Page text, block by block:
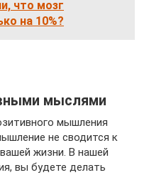
что мозг
на 10%?
мыслями
мышления
не сводится к
жизни. В нашей
вы будете делать